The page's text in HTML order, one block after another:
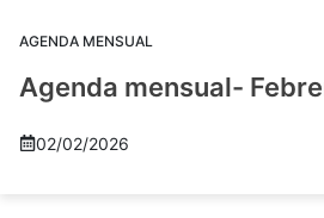
AGENDA MENSUAL
Agenda mensual-
02/02/2026